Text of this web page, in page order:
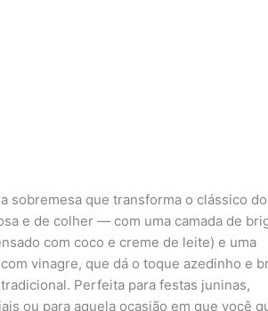
sobremesa que transforma o clássico
e de colher — com uma camada de
com coco e creme de leite) e uma
vinagre, que dá o toque azedinho e
Perfeita para festas juninas,
ou para aquela ocasião em que você